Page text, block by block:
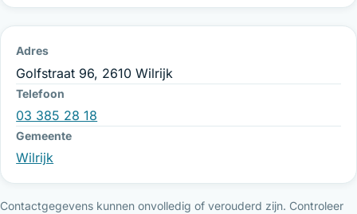
Adres
Golfstraat 96, 2610 Wilrijk
Telefoon
03 385 28 18
Gemeente
Wilrijk
Contactgegevens kunnen onvolledig of verouderd zijn. Controleer